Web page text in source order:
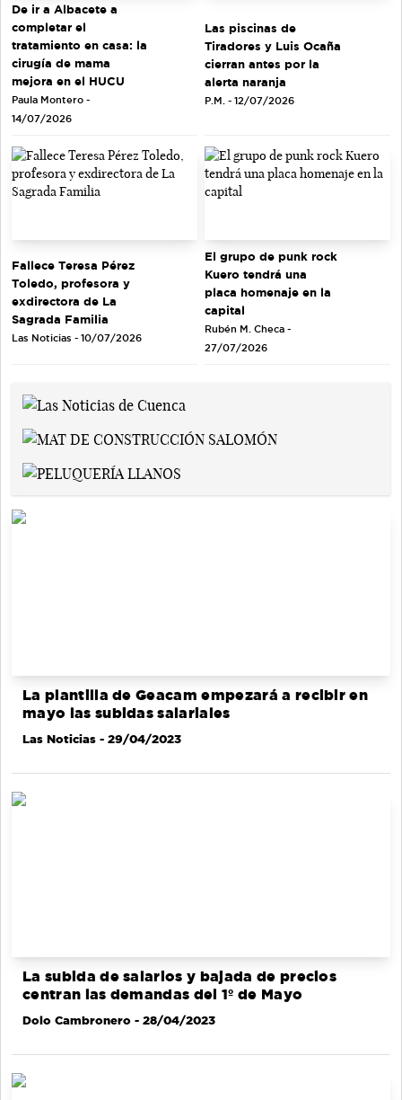
De ir a Albacete a
completar el
tratamiento en casa: la
cirugía de mama
mejora en el HUCU
Paula Montero -
14/07/2026
Las piscinas de
Tiradores y Luis Ocaña
cierran antes por la
alerta naranja
P.M. - 12/07/2026
Fallece Teresa Pérez
Toledo, profesora y
exdirectora de La
Sagrada Familia
Las Noticias - 10/07/2026
El grupo de punk rock
Kuero tendrá una
placa homenaje en la
capital
Rubén M. Checa -
27/07/2026
La plantilla de Geacam empezará a recibir en
mayo las subidas salariales
Las Noticias - 29/04/2023
La subida de salarios y bajada de precios
centran las demandas del 1º de Mayo
Dolo Cambronero - 28/04/2023